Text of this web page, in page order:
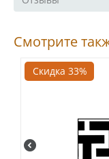
Смотрите
Скидка 33%